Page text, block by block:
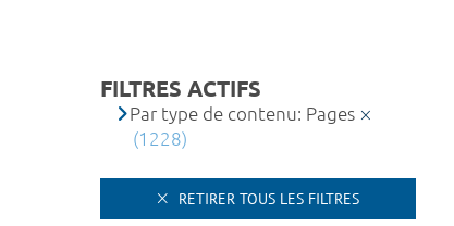
FILTRES ACTIFS
Par type de contenu: Pages
(1228)
RETIRER TOUS LES FILTRES